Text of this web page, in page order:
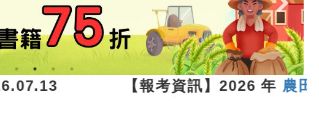
【報考資訊】2026 年農田水